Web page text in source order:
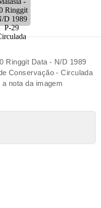
Ringgit Data - N/D 1989
Conservação - Circulada
nota da imagem